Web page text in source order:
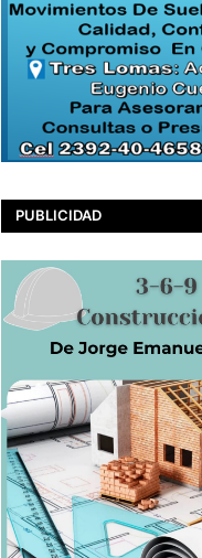
PUBLICIDAD